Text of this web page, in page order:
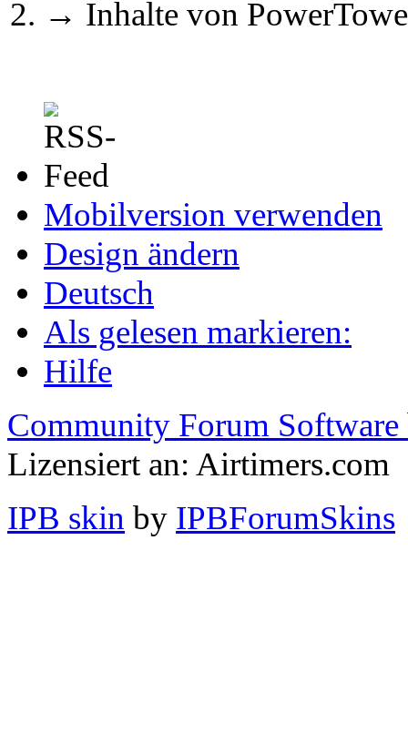
→ Inhalte von
Mobilversion verwenden
Design ändern
Deutsch
Als gelesen markieren:
Hilfe
Community Forum Software
Lizensiert an: Airtimers.com
IPB skin by IPBForumSkins